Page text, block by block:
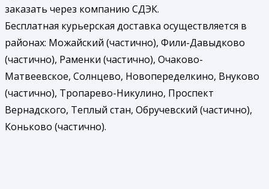
заказать через компанию СДЭК.
Бесплатная курьерская доставка осуществляется в
районах: Можайский (частично), Фили-Давыдково
(частично), Раменки (частично), Очаково-
Матвеевское, Солнцево, Новопеределкино, Внуково
(частично), Тропарево-Никулино, Проспект
Вернадского, Теплый стан, Обручевский (частично),
Коньково (частично).